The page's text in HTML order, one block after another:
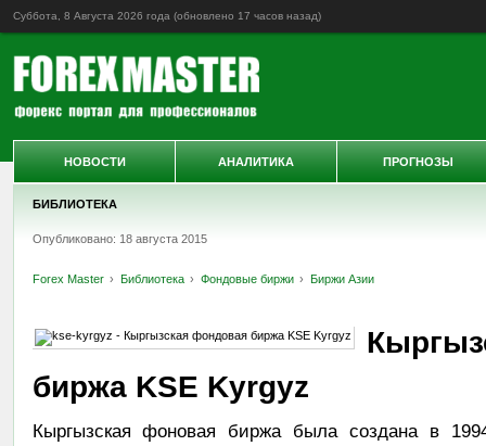
Суббота, 8 Августа 2026 года (обновлено 17 часов назад)
БИБЛИОТЕКА
Опубликовано: 18 августа 2015
Forex Master Библиотека Фондовые биржи Биржи Азии
биржа KSE Kyrgyz
Кыргызская фоновая биржа была создана в
НОВОСТИ АНАЛИТИКА ПРОГНОЗЫ